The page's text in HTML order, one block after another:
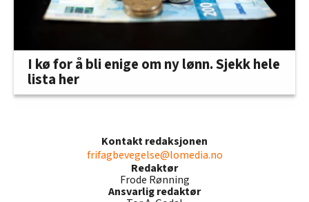
I kø for å bli enige om ny lønn. Sjekk hele
lista her
Kontakt redaksjonen
frifagbevegelse@lomedia.no
Redaktør
Frode Rønning
Ansvarlig redaktør